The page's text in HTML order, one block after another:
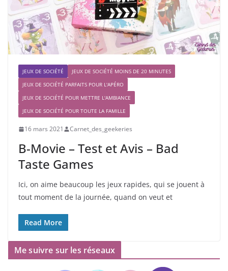
JEUX DE SOCIÉTÉ
JEUX DE SOCIÉTÉ MOINS DE 20 MINUTES
JEUX DE SOCIÉTÉ PARFAITS POUR L'APÉRO
JEUX DE SOCIÉTÉ POUR METTRE L'AMBIANCE
JEUX DE SOCIÉTÉ POUR TOUTE LA FAMILLE
16 mars 2021 Carnet_des_geekeries
B-Movie – Test et Avis – Bad
Taste Games
Ici, on aime beaucoup les jeux rapides, qui se jouent à
tout moment de la journée, quand on veut et
Read More
Me suivre sur les réseaux